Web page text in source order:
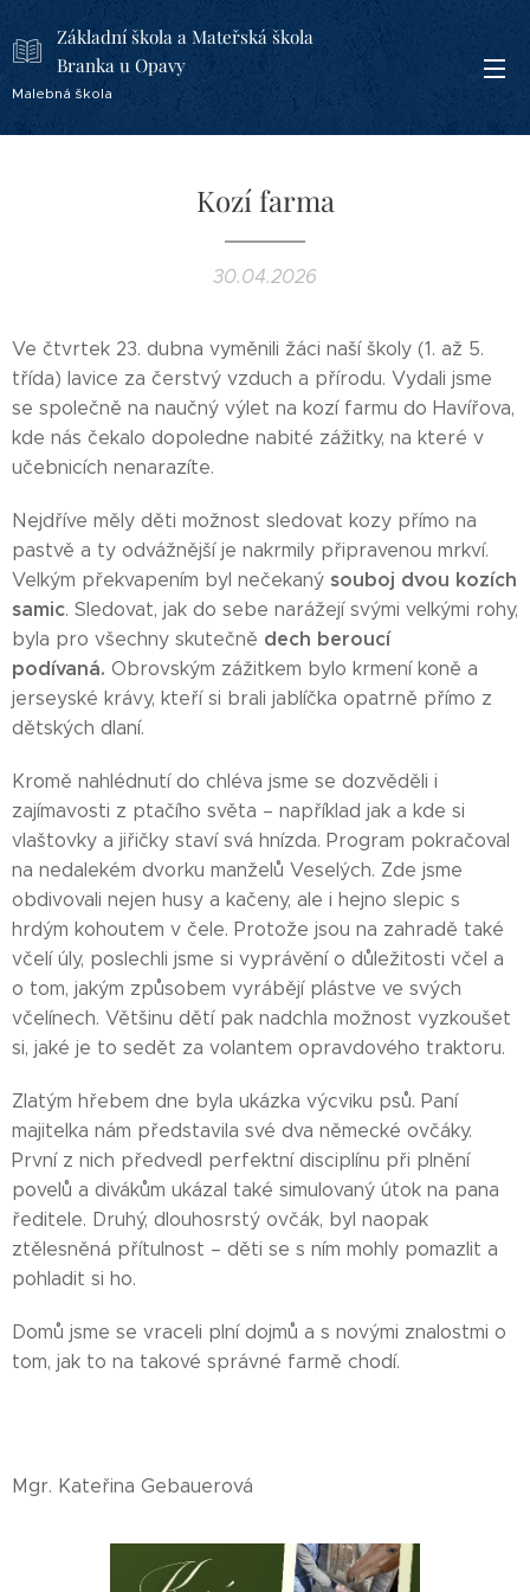
Základní škola a Mateřská škola
Branka u Opavy
Malebná škola
Kozí farma
30.04.2026
Ve čtvrtek 23. dubna vyměnili žáci naší školy (1. až 5.
třída) lavice za čerstvý vzduch a přírodu. Vydali jsme
se společně na naučný výlet na kozí farmu do Havířova,
kde nás čekalo dopoledne nabité zážitky, na které v
učebnicích nenarazíte.
Nejdříve měly děti možnost sledovat kozy přímo na
pastvě a ty odvážnější je nakrmily připravenou mrkví.
Velkým překvapením byl nečekaný souboj dvou kozích
samic. Sledovat, jak do sebe narážejí svými velkými rohy,
byla pro všechny skutečně dech beroucí
podívaná. Obrovským zážitkem bylo krmení koně a
jerseyské krávy, kteří si brali jablíčka opatrně přímo z
dětských dlaní.
Kromě nahlédnutí do chléva jsme se dozvěděli i
zajímavosti z ptačího světa – například jak a kde si
vlaštovky a jiřičky staví svá hnízda. Program pokračoval
na nedalekém dvorku manželů Veselých. Zde jsme
obdivovali nejen husy a kačeny, ale i hejno slepic s
hrdým kohoutem v čele. Protože jsou na zahradě také
včelí úly, poslechli jsme si vyprávění o důležitosti včel a
o tom, jakým způsobem vyrábějí plástve ve svých
včelínech. Většinu dětí pak nadchla možnost vyzkoušet
si, jaké je to sedět za volantem opravdového traktoru.
Zlatým hřebem dne byla ukázka výcviku psů. Paní
majitelka nám představila své dva německé ovčáky.
První z nich předvedl perfektní disciplínu při plnění
povelů a divákům ukázal také simulovaný útok na pana
ředitele. Druhý, dlouhosrstý ovčák, byl naopak
ztělesněná přítulnost – děti se s ním mohly pomazlit a
pohladit si ho.
Domů jsme se vraceli plní dojmů a s novými znalostmi o
tom, jak to na takové správné farmě chodí.
Mgr. Kateřina Gebauerová